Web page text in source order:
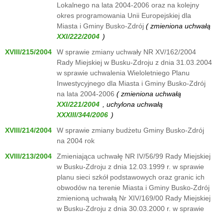
Lokalnego na lata 2004-2006 oraz na kolejny
okres programowania Unii Europejskiej dla
Miasta i Gminy Busko-Zdrój ( zmieniona uchwałą
)
XVIII/215/2004
W sprawie zmiany uchwały NR XV/162/2004
Rady Miejskiej w Busku-Zdroju z dnia 31.03.2004
w sprawie uchwalenia Wieloletniego Planu
Inwestycyjnego dla Miasta i Gminy Busko-Zdrój
na lata 2004-2006 ( zmieniona uchwałą
, uchylona uchwałą
)
XVIII/214/2004
W sprawie zmiany budżetu Gminy Busko-Zdrój
na 2004 rok
XVIII/213/2004
Zmieniająca uchwałę NR IV/56/99 Rady Miejskiej
w Busku-Zdroju z dnia 12.03.1999 r. w sprawie
planu sieci szkół podstawowych oraz granic ich
obwodów na terenie Miasta i Gminy Busko-Zdrój
zmienioną uchwałą Nr XIV/169/00 Rady Miejskiej
w Busku-Zdroju z dnia 30.03.2000 r. w sprawie